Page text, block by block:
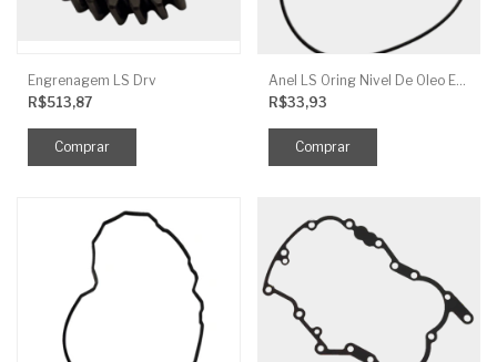
Engrenagem LS Drv
R$513,87
Anel LS Oring Nivel De Oleo EGQ125
R$33,93